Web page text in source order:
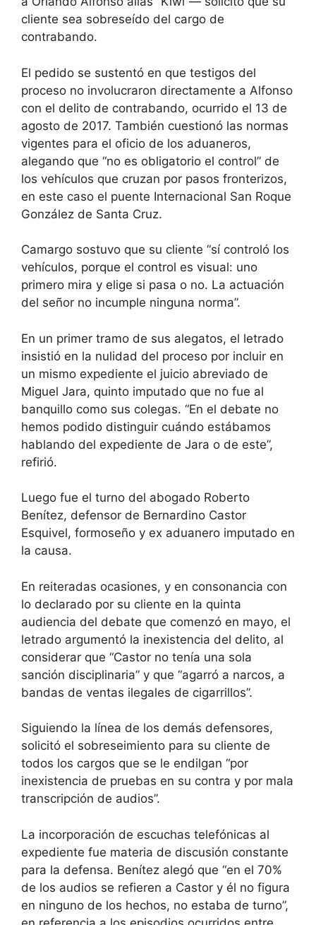
cliente sea sobreseído del cargo de
contrabando.
El pedido se sustentó en que testigos del
proceso no involucraron directamente a Alfonso
con el delito de contrabando, ocurrido el 13 de
agosto de 2017. También cuestionó las normas
vigentes para el oficio de los aduaneros,
alegando que “no es obligatorio el control” de
los vehículos que cruzan por pasos fronterizos,
en este caso el puente Internacional San Roque
González de Santa Cruz.
Camargo sostuvo que su cliente “sí controló los
vehículos, porque el control es visual: uno
primero mira y elige si pasa o no. La actuación
del señor no incumple ninguna norma”.
En un primer tramo de sus alegatos, el letrado
insistió en la nulidad del proceso por incluir en
un mismo expediente el juicio abreviado de
Miguel Jara, quinto imputado que no fue al
banquillo como sus colegas. “En el debate no
hemos podido distinguir cuándo estábamos
hablando del expediente de Jara o de este”,
refirió.
Luego fue el turno del abogado Roberto
Benítez, defensor de Bernardino Castor
Esquivel, formoseño y ex aduanero imputado en
la causa.
En reiteradas ocasiones, y en consonancia con
lo declarado por su cliente en la quinta
audiencia del debate que comenzó en mayo, el
letrado argumentó la inexistencia del delito, al
considerar que “Castor no tenía una sola
sanción disciplinaria” y que “agarró a narcos, a
bandas de ventas ilegales de cigarrillos”.
Siguiendo la línea de los demás defensores,
solicitó el sobreseimiento para su cliente de
todos los cargos que se le endilgan “por
inexistencia de pruebas en su contra y por mala
transcripción de audios”.
La incorporación de escuchas telefónicas al
expediente fue materia de discusión constante
para la defensa. Benítez alegó que “en el 70%
de los audios se refieren a Castor y él no figura
en ninguno de los hechos, no estaba de turno”,